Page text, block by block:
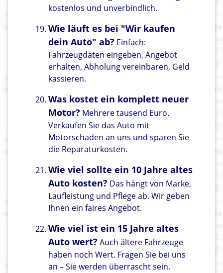
kostenlos und unverbindlich.
Wie läuft es bei "Wir kaufen
dein Auto" ab? Einfach:
Fahrzeugdaten eingeben, Angebot
erhalten, Abholung vereinbaren, Geld
kassieren.
Was kostet ein komplett neuer
Motor? Mehrere tausend Euro.
Verkaufen Sie das Auto mit
Motorschaden an uns und sparen Sie
die Reparaturkosten.
Wie viel sollte ein 10 Jahre altes
Auto kosten? Das hängt von Marke,
Laufleistung und Pflege ab. Wir geben
Ihnen ein faires Angebot.
Wie viel ist ein 15 Jahre altes
Auto wert?Auch ältere Fahrzeuge
haben noch Wert. Fragen Sie bei uns
an – Sie werden überrascht sein.